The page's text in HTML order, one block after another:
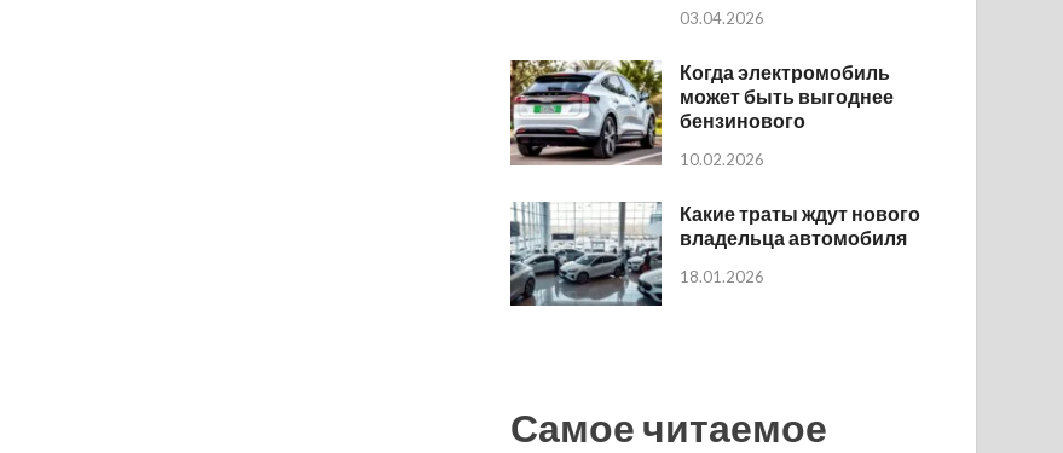
03.04.2026
Когда электромобиль
может быть выгоднее
бензинового
10.02.2026
Какие траты ждут нового
владельца автомобиля
18.01.2026
Самое читаемое